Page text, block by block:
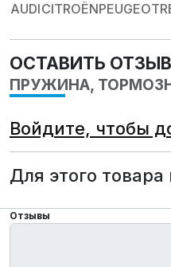
AUDICITROËNPEUGEOT
ОСТАВИТЬ ОТЗЫВ
ПРУЖИНА,
Войдите, чтобы
Для этого товара
Отзывы